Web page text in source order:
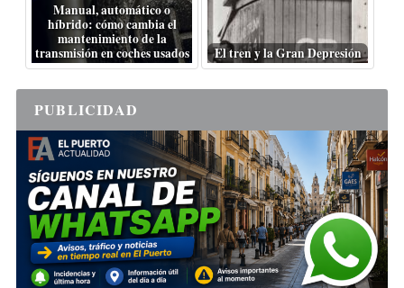
Manual, automático o
híbrido: cómo cambia el
mantenimiento de la
transmisión en coches usados
El tren y la Gran Depresión
PUBLICIDAD